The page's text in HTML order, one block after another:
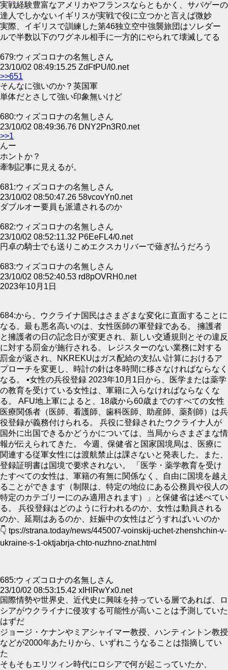
実戦経験豊富なアメリカやフランスならともかく、サバゲーの
達人でしかないイギリスが実戦で役に立つかと言えば微妙
実際、イギリスで訓練した第46独立空中強襲旅団はソレダー
ルで半数以下のワグネル相手に一方的にやられて壊滅してる
679:ウィズコロナの名無しさん
23/10/02 08:49:15.25 ZdFtPU/l0.net
>>651
そんなに強いのか？英国軍
単体だとさして強い印象無いけど
680:ウィズコロナの名無しさん
23/10/02 08:49:36.76 DNY2Pn3R0.net
>>1
んー
ホントか？
牽制記事に見えるが。
681:ウィズコロナの名無しさん
23/10/02 08:50:47.26 58vcovYn0.net
ダブルオー要員も派遣されるのか
682:ウィズコロナの名無しさん
23/10/02 08:52:11.32 P6EeFL4/0.net
円卓の騎士でも送りこめエクスカリバーで薙ぎ払うだろう
683:ウィズコロナの名無しさん
23/10/02 08:52:40.53 rd8pOVRH0.net
2023年10月1日
684:から、ウクライナ国民はさまざまな変化に直面することに
なる。最も悪名高いのは、女性医師の軍登録である。 擁護者
と擁護者の日の記念日が変更され、新しい交通規則とその違反
に対する罰金が施行される。 レジスターのない業務に対する
罰金が返され、NKREKUはガス配給の支払い計算におけるア
プローチを変更し、時計の針は冬時間に移さなければならなく
なる。 ▪女性の兵役登録 2023年10月1日から、医学または薬学
の教育を受けている女性は、軍籍に入らなければならなくな
る。 AFU地上軍によると、18歳から60歳までのすべての女性
医療関係者（医師、看護師、歯科医師、助産師、薬剤師）は兵
役登録が義務付けられる。 兵役に登録されたウクライナ人が
国外に出国できるかどうかについては、当局からさまざまな情
報が伝えられてきた。 今週、保健省と国家国境局は、医療に
関連する従軍女性には渡航禁止は課さないと発表した。また、
登録証明書は国境で要求されない。 「医学・薬学教育を受け
たすべての女性は、軍籍の有無に関係なく、自由に国境を越え
ることができます（制限は、特定の地位にある公務員や役人の
特定のカテゴリーにのみ適用されます）」と保健省は述べてい
る。 兵役登録はどのように行われるのか、女性は動員される
のか、延期はあるのか、妊娠中の女性はどうすればいいのか
👇 tps://strana.today/news/445007-voinskij-uchet-zhenshchin-v-
ukraine-s-1-oktjabrja-chto-nuzhno-znat.html
685:ウィズコロナの名無しさん
23/10/02 08:53:15.42 xIHlRwYx0.net
国際情勢や世界史、近代史に興味を持っている層であれば、ロ
シアがウクライナに侵攻する可能性が高いことは予測していた
はずだ
ジョージ・ケナンやミアシャイマー教授、ハンティントン教授
などが2000年あたりから、いずれこうなることは指摘してい
た
そもそもエリツィン時代にロシアで何が起こっていたか、